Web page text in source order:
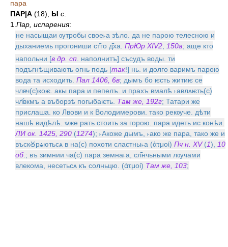
пара
ПАР|А (18), Ы с
1. Пар, испарения:
не насыщаи ѹтробы свое˫а зѣло. да не парою телесною и
дыханиемь прогониши ст҃го д҃ха. ПрЮр XIV2 150а; аще кто
напольни [в др. сп . наполнитъ] съсудъ воды. ти
подъгнѣщивають огнь подь [так!] нь. и долго варимъ парою
вода та исходить. Пал 1406, 6в; дымъ бо ѥсть житиѥ се
члвч(с)коѥ. акы пара и пепелъ. и прахъ вмалѣ ˫авлѧѥть(с)
чл҃вкмъ а въборзѣ погыбаѥть. Там же, 192г; Татари же
прислаша. ко Лвови и к Володимерови. тако рекѹче. дѣти
нашѣ видѣлѣ. ѡже рать стоить за горою. пара идеть ис конѣи.
ЛИ ок. 1425, 290 (1274); ˫Акоже дымъ, ˫ако же пара, тако же и
въскꙊрѧютьсѧ в на(с) похоти сластны˫а (ἀτμοί) Пч н. XV(1),
10
об.; въ зимнии ча(с) пара земна˫а, сл҃нчьными лѹчами
влекома, несетьсѧ къ солньцю. (ἀτμοί) Там же, 103;